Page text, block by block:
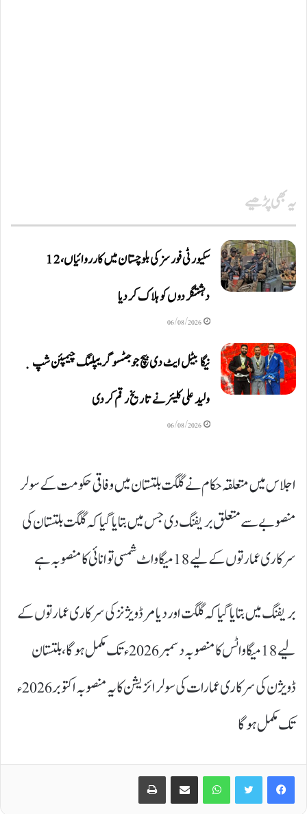
یہ بھی پڑھیے
سکیورٹی فورسز کی بلوچستان میں کارروائیاں، 12
دہشتگردوں کو ہلاک کردیا
06/08/2026
نیگا بیٹل ایٹ دی بیچ جوجٹسو گریپلنگ چیمپئن شپ ٜ
ولید علی کلیئر نے تاریخ رقم کر دی
06/08/2026
اجلاس میں متعلقہ حکام نے گلگت بلتستان میں وفاقی حکومت کے سولر
منصوبے سے متعلق بریفنگ دی جس میں بتایا گیا کہ گلگت بلتستان کی
سرکاری عمارتوں کے لیے 18 میگا واٹ شمسی توانائی کا منصوبہ ہے
بریفنگ میں بتایا گیا کہ گلگت اور دیامر ڈویژنز کی سرکاری عمارتوں کے
لیے 18 میگاواٹس کا منصوبہ دسمبر 2026ء تک مکمل ہو گا، بلتستان
ڈویژن کی سرکاری عمارات کی سولرائزیشن کا یہ منصوبہ اکتوبر 2026ء
تک مکمل ہو گا
Facebook
Twitter
WhatsApp
Share via Email
Print